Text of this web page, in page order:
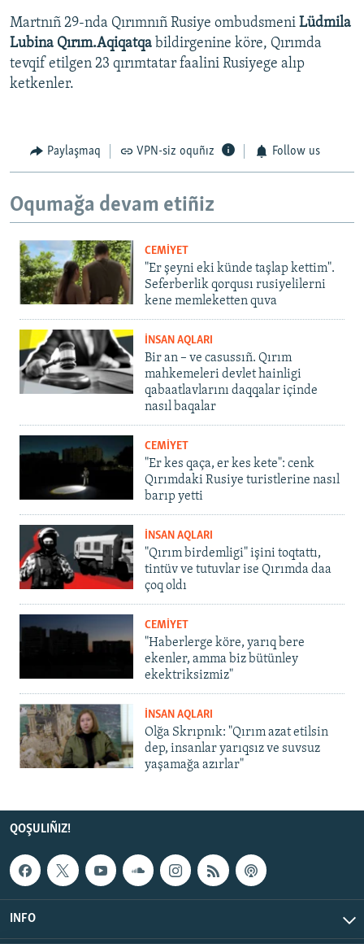
Martnıñ 29-nda Qırımnıñ Rusiye ombudsmeni Lüdmila
Lubina Qırım.Aqiqatqa bildirgenine köre, Qırımda
tevqif etilgen 23 qırımtatar faalini Rusiyege alıp
ketkenler.
Paylaşmaq VPN-siz oquñız Follow us
Oqumağa devam etiñiz
CEMİYET
"Er şeyni eki künde taşlap kettim".
Seferberlik qorqusı rusiyelilerni
kene memleketten quva
İNSAN AQLARI
Bir an – ve casussıñ. Qırım
mahkemeleri devlet hainligi
qabaatlavlarını daqqalar içinde
nasıl baqalar
CEMİYET
"Er kes qaça, er kes kete": cenk
Qırımdaki Rusiye turistlerine nasıl
barıp yetti
İNSAN AQLARI
"Qırım birdemligi" işini toqtattı,
tintüv ve tutuvlar ise Qırımda daa
çoq oldı
CEMİYET
"Haberlerge köre, yarıq bere
ekenler, amma biz bütünley
ekektriksizmiz"
İNSAN AQLARI
Olğa Skrıpnık: "Qırım azat etilsin
dep, insanlar yarıqsız ve suvsuz
yaşamağa azırlar"
QOŞULIÑIZ!
INFO